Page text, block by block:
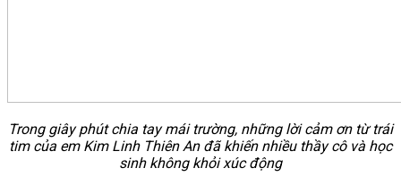
Trong giây phút chia tay mái trường, những lời cảm ơn từ trái
tim của em Kim Linh Thiên An đã khiến nhiều thầy cô và học
sinh không khỏi xúc động